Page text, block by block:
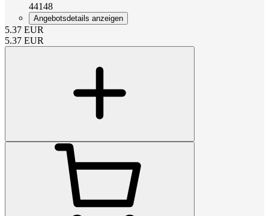
44148
Angebotsdetails anzeigen
5.37 EUR
5.37 EUR